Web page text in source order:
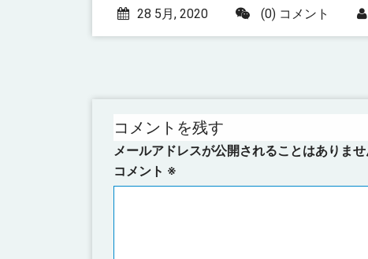
28 5月, 2020 (0) コメント
コメントを残す
メールアドレスが公開されることはありませ
コメント ※